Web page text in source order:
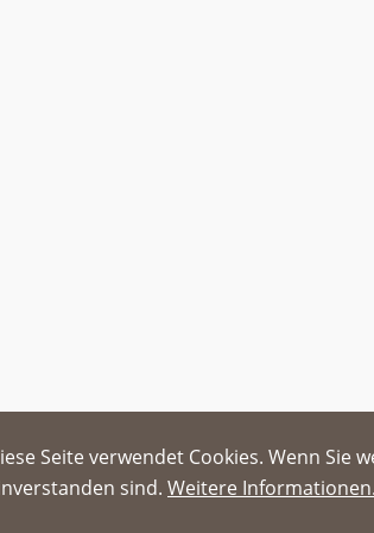
Seite verwendet Cookies. Wenn Sie
sind. Weitere Informationen.